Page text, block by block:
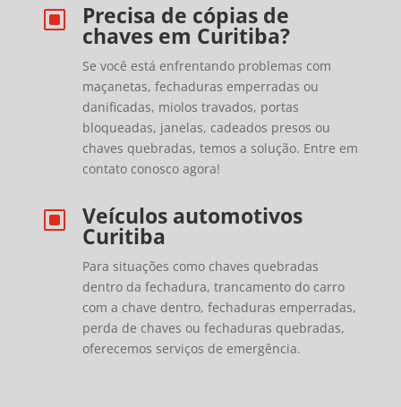
W Precisa de cópias de
chaves em Curitiba?
Se você está enfrentando problemas com
maçanetas, fechaduras emperradas ou
danificadas, miolos travados, portas
bloqueadas, janelas, cadeados presos ou
chaves quebradas, temos a solução. Entre em
contato conosco agora!
W Veículos automotivos
Curitiba
Para situações como chaves quebradas
dentro da fechadura, trancamento do carro
com a chave dentro, fechaduras emperradas,
perda de chaves ou fechaduras quebradas,
oferecemos serviços de emergência.